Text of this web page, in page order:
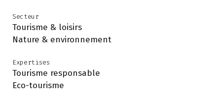
Secteur
Tourisme & loisirs
Nature & environnement
Expertises
Tourisme responsable
Eco-tourisme